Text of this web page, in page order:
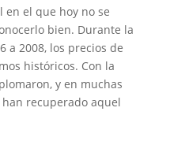
en el que hoy no se
bien. Durante la
a 2008, los precios de
históricos. Con la
y en muchas
recuperado aquel